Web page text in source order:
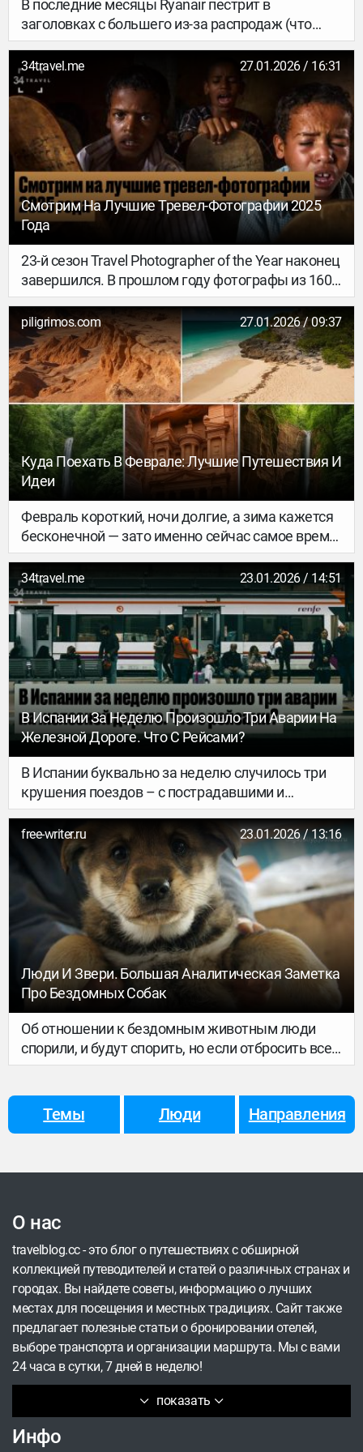
В последние месяцы Ryanair пестрит в
заголовках с большего из-за распродаж (что
классно) и отмен рейсов (что странно).
Крупнейший и один из самых популярных
лоукостеров Европы бойкотирует аэропорты за
высокие сборы и жесткие ограничения. Причем
если некоторые, как французские, (пока)
отделываются минимальными угрозами, то
другие – например, испанские и датские –
реально теряют рейсы и пассажиров в больших
количествах. За последний год ситуация
усугубилась. Что происходит? Разбираемся.
34travel.me 27.01.2026 / 16:31
Смотрим На Лучшие Тревел-Фотографии 2025
Года
23-й сезон Travel Photographer of the Year наконец
завершился. В прошлом году фотографы из 160
стран прислали на конкурс более 20 000
удивительных снимков. Экспертное жюри
выбрало своих фаворитов. А мы – своих (из
победителей). Работами последних делимся в
этом материале. Надеемся, они вдохновят тебя
на новые путешествия!
piligrimos.com 27.01.2026 / 09:37
Куда Поехать В Феврале: Лучшие Путешествия И
Идеи
Февраль короткий, ночи долгие, а зима кажется
бесконечной — зато именно сейчас самое время
сбежать в путешествие. Романтический отпуск
ко Дню святого Валентина, семейные каникулы
или активный отдых вдали от серых будней:
вариантов гораздо больше, чем кажется. Ниже
— идеи направлений и впечатлений, которые
сделают середину зимы по-настоящему
особенной.
34travel.me 23.01.2026 / 14:51
В Испании За Неделю Произошло Три Аварии На
Железной Дороге. Что С Рейсами?
В Испании буквально за неделю случилось три
крушения поездов – с пострадавшими и
погибшими. Что произошло? Как отреагировали
власти и люди? И что сейчас будет с
железнодорожными рейсами? Разбираемся.
free-writer.ru 23.01.2026 / 13:16
Люди И Звери. Большая Аналитическая Заметка
Про Бездомных Собак
Об отношении к бездомным животным люди
спорили, и будут спорить, но если отбросить все
эмоции: жалость, ненависть, страх — то всех
Темы Люди Направления
О нас
показать
travelblog.cc - это блог о путешествиях с обширной
коллекцией путеводителей и статей о различных странах и
городах. Вы найдете советы, информацию о лучших
местах для посещения и местных традициях. Сайт также
предлагает полезные статьи о бронировании отелей,
выборе транспорта и организации маршрута. Мы с вами
24 часа в сутки, 7 дней в неделю!
Инфо